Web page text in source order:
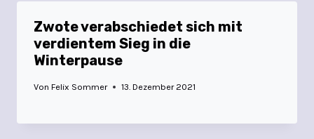
Zwote verabschiedet sich mit
verdientem Sieg in die
Winterpause
Von Felix Sommer 13. Dezember 2021